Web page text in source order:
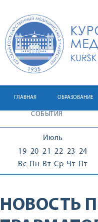
ГЛАВНАЯ ОБРАЗОВАНИЕ
СОБЫТИЯ
Июль
19
Вс
20
Пн
21
Вт
22
Ср
23
Чт
24
Пт
НОВОСТЬ